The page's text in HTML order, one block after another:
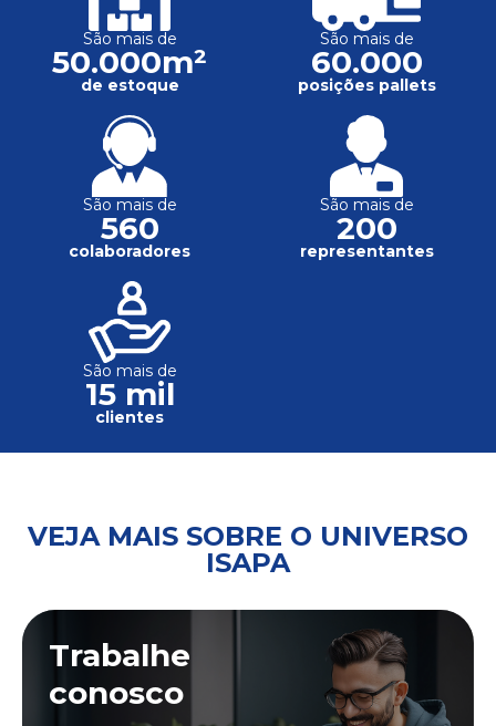
São mais de
50.000m²
de estoque
São mais de
60.000
posições pallets
São mais de
560
colaboradores
São mais de
200
representantes
São mais de
15 mil
clientes
VEJA MAIS SOBRE O UNIVERSO
ISAPA
Trabalhe
conosco